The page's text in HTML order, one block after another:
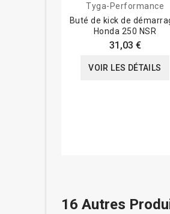
Tyga-Performance
Buté de kick de
Honda 250 NSR
31,03 €
VOIR LES DÉTAILS
16 Autres